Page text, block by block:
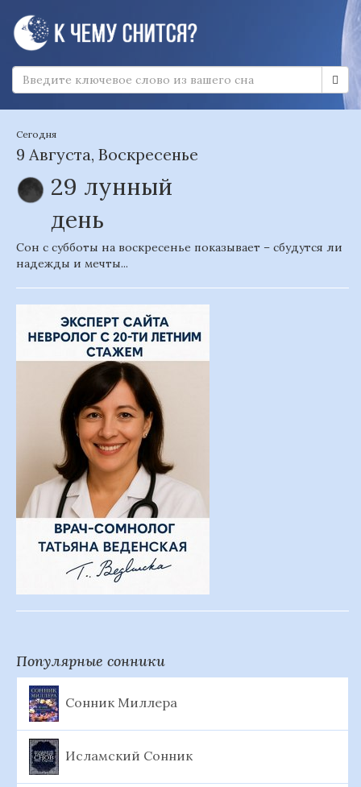
Сегодня
9 Августа, Воскресенье
29 лунный
день
Сон с субботы на воскресенье показывает – сбудутся ли
надежды и мечты...
Популярные сонники
Сонник Миллера
Исламский Сонник